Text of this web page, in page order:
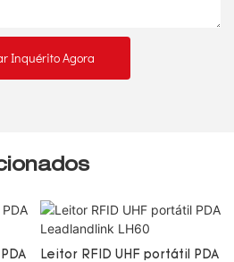
Inquérito Agora
Leitor RFID UHF portátil PDA